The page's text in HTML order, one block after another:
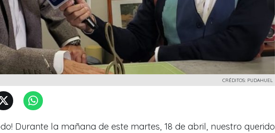
CRÉDITOS: PUDAHUEL
Durante la mañana de este martes, 18 de abril, nuestro querido